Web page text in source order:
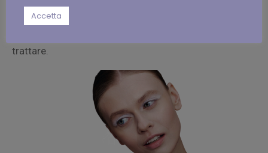
Attraverso la manopola di regolazione consente di
personalizzare
trattare.
Accetta